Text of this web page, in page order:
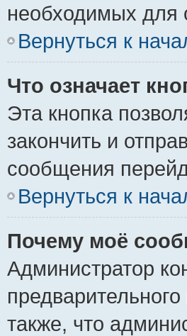
необходимых для
Вернуться к
Что означает
Эта кнопка
закончить и
сообщения
Вернуться к
Почему моё
Администратор
также, что